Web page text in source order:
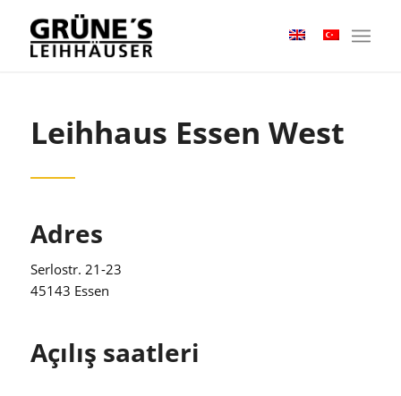
Leihhaus Essen West
Adres
Serlostr. 21-23
45143 Essen
Açılış saatleri